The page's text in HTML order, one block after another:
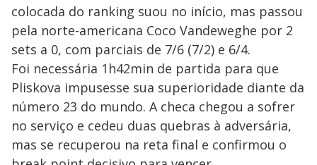
colocada do ranking suou no início, mas passou
pela norte-americana Coco Vandeweghe por 2
sets a 0, com parciais de 7/6 (7/2) e 6/4.
Foi necessária 1h42min de partida para que
Pliskova impusesse sua superioridade diante da
número 23 do mundo. A checa chegou a sofrer
no serviço e cedeu duas quebras à adversária,
mas se recuperou na reta final e confirmou o